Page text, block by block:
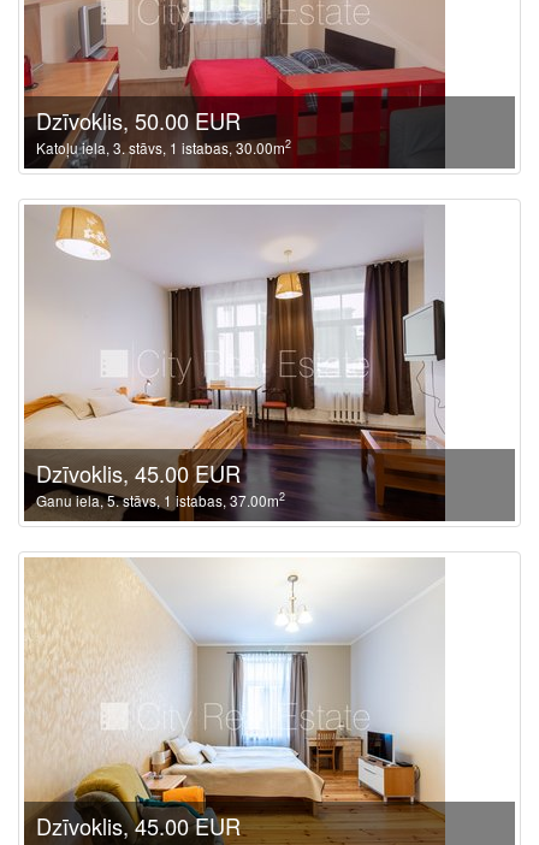
Dzīvoklis, 50.00 EUR
Katoļu iela, 3. stāvs, 1 istabas, 30.00m2
Dzīvoklis, 45.00 EUR
Ganu iela, 5. stāvs, 1 istabas, 37.00m2
Dzīvoklis, 45.00 EUR